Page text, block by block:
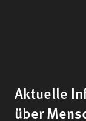
Aktuelle
über